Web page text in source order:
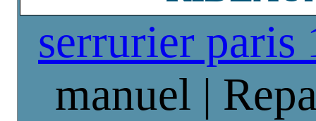
serrurier paris
manuel |